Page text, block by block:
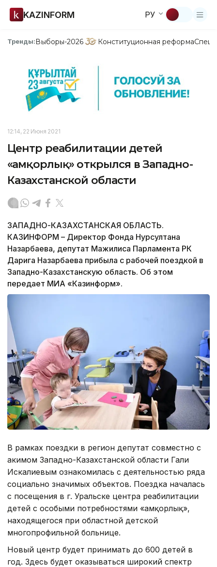
KAZINFORM РУ
Тренды:Выборы-2026 Конституционная реформа
12:14, 22 Июня 2021
Центр реабилитации детей
«Қамқорлық» открылся в Западно-
Казахстанской области
ЗАПАДНО-КАЗАХСТАНСКАЯ ОБЛАСТЬ.
КАЗИНФОРМ – Директор Фонда Нурсултана
Назарбаева, депутат Мажилиса Парламента РК
Дарига Назарбаева прибыла с рабочей поездкой в
Западно-Казахстанскую область. Об этом
передает МИА «Казинформ».
В рамках поездки в регион депутат совместно с
акимом Западно-Казахстанской области Гали
Искалиевым ознакомилась с деятельностью ряда
социально значимых объектов. Поездка началась
с посещения в г. Уральске центра реабилитации
детей с особыми потребностями «Қамқорлық»,
находящегося при областной детской
многопрофильной больнице.
Новый центр будет принимать до 600 детей в
год. Здесь будет оказываться широкий спектр